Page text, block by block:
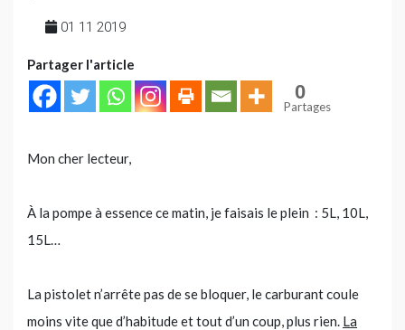
01 11 2019
Partager l'article
0
Partages
Mon cher lecteur,
À la pompe à essence ce matin, je faisais le plein : 5L, 10L,
15L…
La pistolet n’arrête pas de se bloquer, le carburant coule
moins vite que d’habitude et tout d’un coup, plus rien. La